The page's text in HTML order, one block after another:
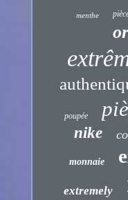
menthe
poupée
nike
monnaie
extremely